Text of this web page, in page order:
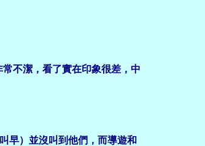
不潔，看了實在印象很差，中
早）並沒叫到他們，而導遊和